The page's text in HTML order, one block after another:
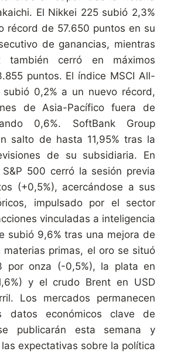
El Nikkei 225 subió 2,3%
récord de 57.650 puntos en su
de ganancias, mientras
también cerró en máximos
puntos. El índice MSCI All-
subió 0,2% a un nuevo récord,
de Asia-Pacífico fuera de
0,6%. SoftBank Group
salto de hasta 11,95% tras la
de su subsidiaria. En
500 cerró la sesión previa
(+0,5%), acercándose a sus
impulsado por el sector
vinculadas a inteligencia
subió 9,6% tras una mejora de
materias primas, el oro se situó
por onza (-0,5%), la plata en
y el crudo Brent en USD
Los mercados permanecen
datos económicos clave de
publicarán esta semana y
expectativas sobre la política